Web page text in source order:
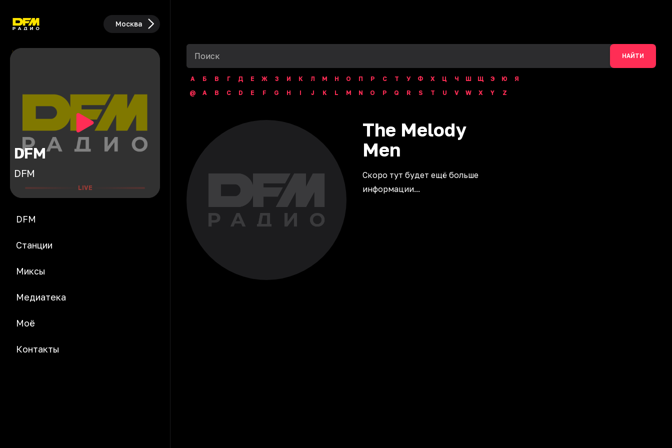
Москва
DFM
DFM
LIVE
DFM
Станции
Миксы
Медиатека
Моё
Контакты
НАЙТИ
А Б В Г Д Е Ж З И К Л М Н О П Р С Т У Ф Х Ц Ч Ш Щ Э Ю
Я
@
A B C D E F G H I J K L M N O P Q R S T U V W X Y Z
The Melody
Men
Скоро тут будет ещё больше
информации...